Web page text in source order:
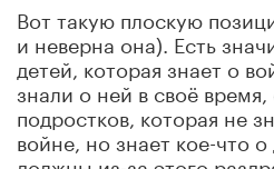
Вот такую плоскую
и неверна она). Есть
детей, которая знает о
знали о ней в своё
подростков, которая не
войне, но знает кое-что